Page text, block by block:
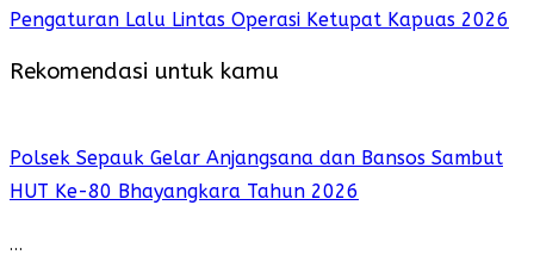
Pengaturan Lalu Lintas Operasi Ketupat Kapuas 2026
Rekomendasi untuk kamu
Polsek Sepauk Gelar Anjangsana dan Bansos Sambut
HUT Ke-80 Bhayangkara Tahun 2026
…